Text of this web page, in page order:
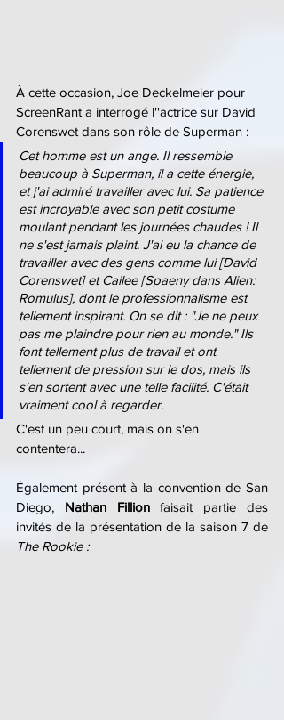
À cette occasion, Joe Deckelmeier pour
ScreenRant a interrogé l''actrice sur David
Corenswet dans son rôle de Superman :
Cet homme est un ange. Il ressemble
beaucoup à Superman, il a cette énergie,
et j'ai admiré travailler avec lui. Sa patience
est incroyable avec son petit costume
moulant pendant les journées chaudes ! Il
ne s'est jamais plaint. J'ai eu la chance de
travailler avec des gens comme lui [David
Corenswet] et Cailee [Spaeny dans Alien:
Romulus], dont le professionnalisme est
tellement inspirant. On se dit : "Je ne peux
pas me plaindre pour rien au monde." Ils
font tellement plus de travail et ont
tellement de pression sur le dos, mais ils
s'en sortent avec une telle facilité. C'était
vraiment cool à regarder.
C'est un peu court, mais on s'en
contentera...
Également présent à la convention de San
Diego, Nathan Fillion faisait partie des
The Rookie :